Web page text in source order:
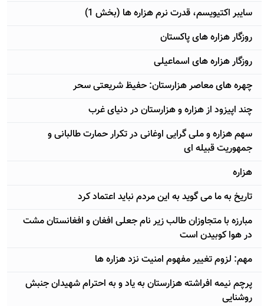
سایبر اکتیویسم، قدرت نرم هزاره ها (بخش 1)
روزگار هزاره های پاکستان
روزگار هزاره های اسماعیلی
چهره های معاصر هزارستان: حفیظ شریعتی سحر
چند اپیزود از هزاره و هزارستان در دنیای غرب
سهم هزاره و ملی گرایی اوغانی در تکرار حمارت طالبانی و
جمهوریت قبیله ای
هزاره
تاریخ به ما می گوید به این مردم نباید اعتماد کرد
مبارزه با متجاوزان طالب زیر نام جعلی افغان و افغانستان مشت
در هوا کوبیدن است
مهم: لزوم تغییر مفهوم امنیت نزد هزاره ها
پرچم نیمه افراشته هزارستان به یاد و به احترام شهیدان جنبش
روشنایی